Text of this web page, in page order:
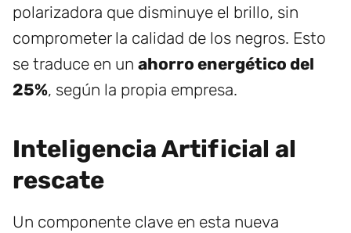
polarizadora que disminuye el brillo, sin
comprometer la calidad de los negros. Esto
se traduce en un ahorro energético del
25%, según la propia empresa.
Inteligencia Artificial al
rescate
Un componente clave en esta nueva